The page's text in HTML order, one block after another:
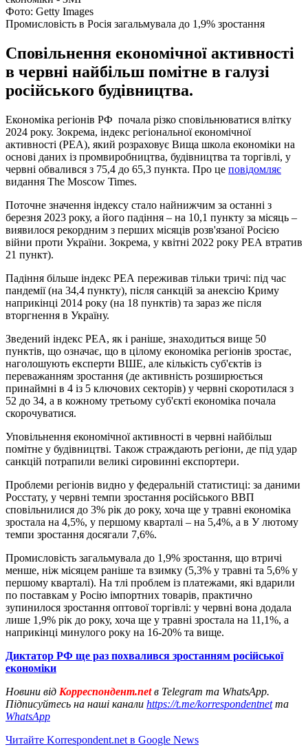
Фото: Getty Images
Промисловість в Росія загальмувала до 1,9% зростання
Сповільнення економічної активності
в червні найбільш помітне в галузі
російського будівництва.
Економіка регіонів РФ почала різко сповільнюватися влітку
2024 року. Зокрема, індекс регіональної економічної
активності (РЕА), який розраховує Вища школа економіки на
основі даних із промвиробництва, будівництва та торгівлі, у
червні обвалився з 75,4 до 65,3 пункта. Про це повідомляє
видання The Moscow Times.
Поточне значення індексу стало найнижчим за останні з
березня 2023 року, а його падіння – на 10,1 пункту за місяць –
виявилося рекордним з перших місяців розв'язаної Росією
війни проти України. Зокрема, у квітні 2022 року РЕА втратив
21 пункт).
Падіння більше індекс РЕА переживав тільки тричі: під час
пандемії (на 34,4 пункту), після санкцій за анексію Криму
наприкінці 2014 року (на 18 пунктів) та зараз же після
вторгнення в Україну.
Зведений індекс РЕА, як і раніше, знаходиться вище 50
пунктів, що означає, що в цілому економіка регіонів зростає,
наголошують експерти ВШЕ, але кількість суб'єктів із
переважанням зростання (де активність розширюється
принаймні в 4 із 5 ключових секторів) у червні скоротилася з
52 до 34, а в кожному третьому суб'єкті економіка почала
скорочуватися.
Уповільнення економічної активності в червні найбільш
помітне у будівництві. Також страждають регіони, де під удар
санкцій потрапили великі сировинні експортери.
Проблеми регіонів видно у федеральній статистиці: за даними
Росстату, у червні темпи зростання російського ВВП
сповільнилися до 3% рік до року, хоча ще у травні економіка
зростала на 4,5%, у першому кварталі – на 5,4%, а в У лютому
темпи зростання досягали 7,6%.
Промисловість загальмувала до 1,9% зростання, що втричі
менше, ніж місяцем раніше та взимку (5,3% у травні та 5,6% у
першому кварталі). На тлі проблем із платежами, які вдарили
по поставкам у Росію імпортних товарів, практично
зупинилося зростання оптової торгівлі: у червні вона додала
лише 1,9% рік до року, хоча ще у травні зростала на 11,1%, а
наприкінці минулого року на 16-20% та вище.
Диктатор РФ ще раз похвалився зростанням російської
економіки
Новини від Корреспондент.netв Telegram та WhatsApp.
Підписуйтесь на наші канали https://t.me/korrespondentnetта
WhatsApp
Читайте Korrespondent.net в Google News